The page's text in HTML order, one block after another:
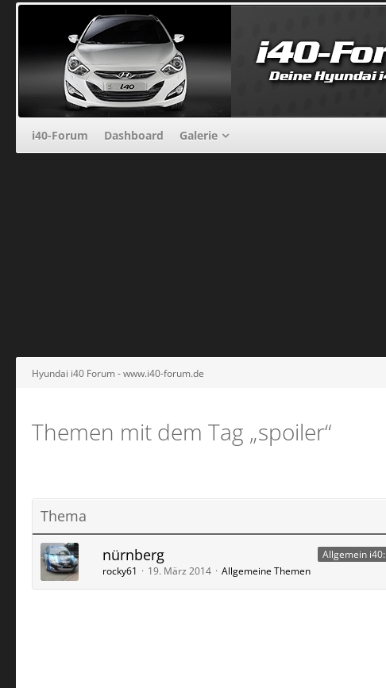
i40-Forum Dashboard Galerie
Hyundai i40 Forum - www.i40-forum.de
Themen mit dem Tag „spoiler“
Thema
Allgemein i40:
nürnberg
rocky61 19. März 2014 Allgemeine Themen